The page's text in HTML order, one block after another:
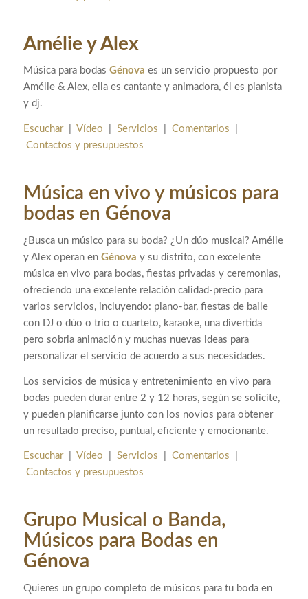
Amélie y Alex
Música para bodas Génova es un servicio propuesto por
Amélie & Alex, ella es cantante y animadora, él es pianista
y dj.
Escuchar| Vídeo Servicios Comentarios
Contactos y presupuestos
Música en vivo y músicos para
bodas en Génova
¿Busca un músico para su boda? ¿Un dúo musical? Amélie
y Alex operan en Génova y su distrito, con excelente
música en vivo para bodas, fiestas privadas y ceremonias,
ofreciendo una excelente relación calidad-precio para
varios servicios, incluyendo: piano-bar, fiestas de baile
con DJ o dúo o trío o cuarteto, karaoke, una divertida
pero sobria animación y muchas nuevas ideas para
personalizar el servicio de acuerdo a sus necesidades.
Los servicios de música y entretenimiento en vivo para
bodas pueden durar entre 2 y 12 horas, según se solicite,
y pueden planificarse junto con los novios para obtener
un resultado preciso, puntual, eficiente y emocionante.
Escuchar| Vídeo Servicios Comentarios
Contactos y presupuestos
Grupo Musical o Banda,
Músicos para Bodas en
Génova
Quieres un grupo completo de músicos para tu boda en